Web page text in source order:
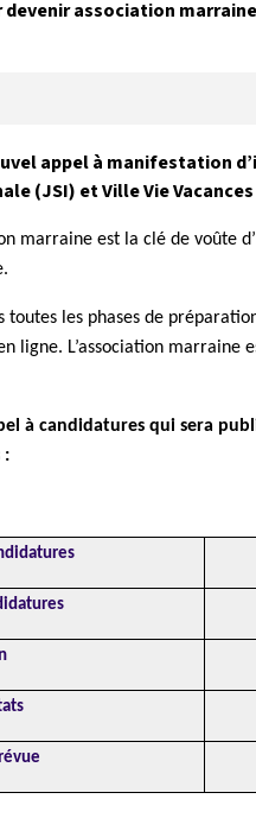
association
appel à manifestation
(JSI) et Ville Vie
marraine est la clé de voûte
les phases de
ligne. L’association
à candidatures qui sera
: